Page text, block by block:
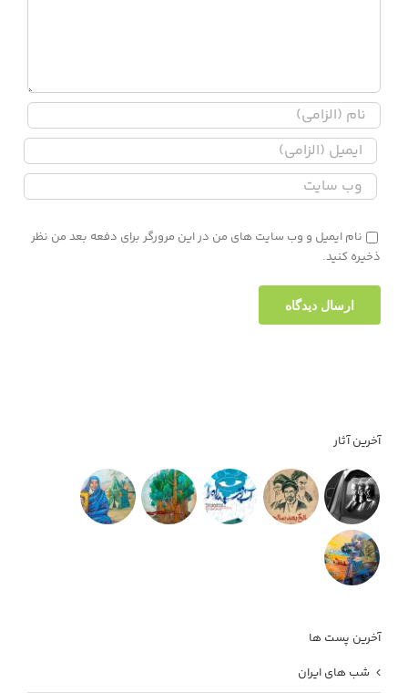
نام ایمیل و وب سایت های من در این مرورگر برای دفعه بعد من نظر
ذخیره کنید.
آخرین آثار
آخرین پست ها
شب های ایران